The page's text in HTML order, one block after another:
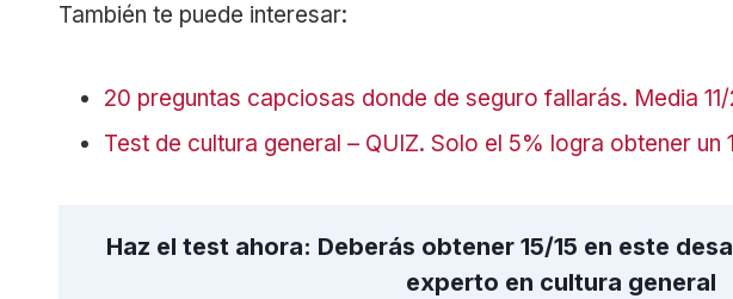
También te puede interesar:
20 preguntas capciosas donde de seguro fallarás. Media
Test de cultura general – QUIZ. Solo el 5% logra obtener un
Haz el test ahora: Deberás obtener 15/15 en este
experto en cultura general